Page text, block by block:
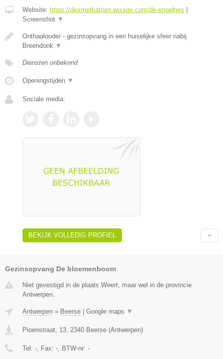
Website: https://desmetkatrien.wixsite.com/de-engeltjes
Screenshot ▼
Onthaalouder - gezinsopvang in een huiselijke sfeer nabij
Breendonk ▼
Diensten onbekend
Openingstijden ▼
Sociale media:
BEKIJK VOLLEDIG PROFIEL
Gezinsopvang De bloemenboom
Niet gevestigd in de plaats Weert, maar wel in de provincie
Antwerpen.
Antwerpen » Beerse Google maps ▼
Pioenstraat, 13 2340 Beerse (Antwerpen)
Tel: - , Fax: - , BTW-nr: -